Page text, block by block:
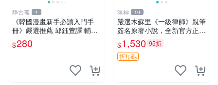
静古斋 1
《韓國漫畫新手必讀入門手
冊》嚴選推薦 邱鈺萱譯 輔助
學習 漫畫初學、韓漫入門 漫
畫新知 翻譯書籍
$280
洛神 19
嚴選木蘇里《一級律師》親筆
簽名原著小說，全新官方正版
配收藏證書 一級律師 規格 數
字漫畫 周邊品
$1,530 95折
折扣碼